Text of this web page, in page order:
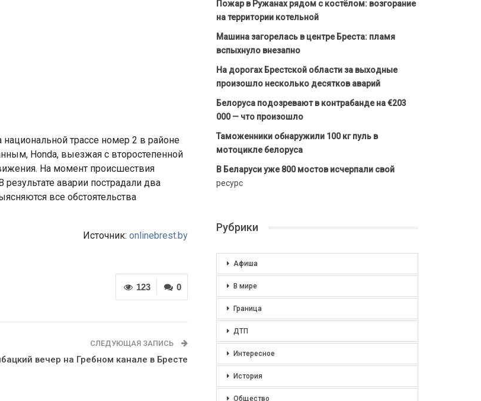
национальной трассе номер 2 в районе
Honda, выезжая с второстепенной
На момент происшествия
аварии пострадали два
все обстоятельства
Источник: onlinebrest.by
0
123
СЛЕДУЮЩАЯ ЗАПИСЬ
вечер на Гребном канале в Бресте
Пожар в Ружанах рядом с костёлом: возгорание
на территории котельной
Машина загорелась в центре Бреста: пламя
вспыхнуло внезапно
На дорогах Брестской области за выходные
произошло несколько десятков аварий
Белоруса подозревают в контрабанде на €203
000 — что произошло
Таможенники обнаружили 100 кг пуль в
мотоцикле белоруса
В Беларуси уже 800 мостов исчерпали свой
ресурс
Рубрики
Афиша
В мире
Граница
ДТП
Интересное
История
Общество